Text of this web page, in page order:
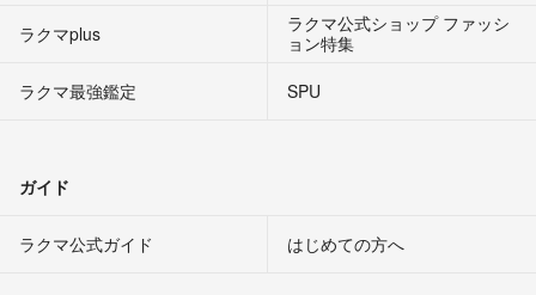
ラクマplus
ラクマ公式ショップ ファッシ
ョン特集
ラクマ最強鑑定
SPU
ガイド
ラクマ公式ガイド はじめての方へ